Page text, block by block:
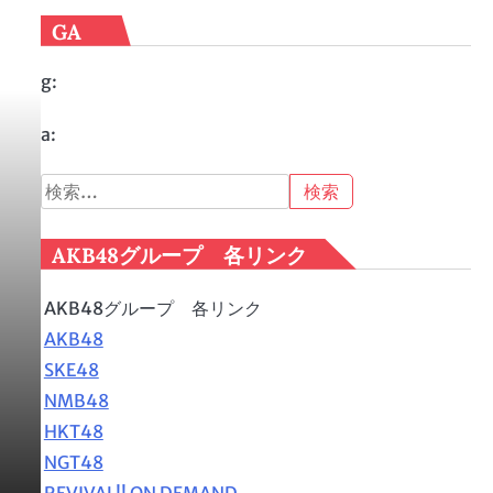
GA
g:
a:
検
索:
AKB48グループ 各リンク
AKB48グループ 各リンク
AKB48
SKE48
NMB48
HKT48
NGT48